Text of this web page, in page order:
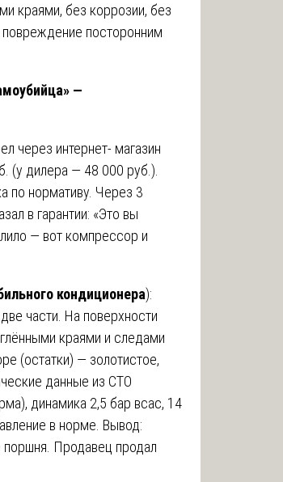
краями, без коррозии, без
посторонним
—
через интернет- магазин
(у дилера — 48 000 руб.).
по нормативу. Через 3
в гарантии: «Это вы
— вот компрессор и
кондиционера):
части. На поверхности
краями и следами
(остатки) — золотистое,
данные из СТО
динамика 2,5 бар всас, 14
в норме. Вывод:
поршня. Продавец продал